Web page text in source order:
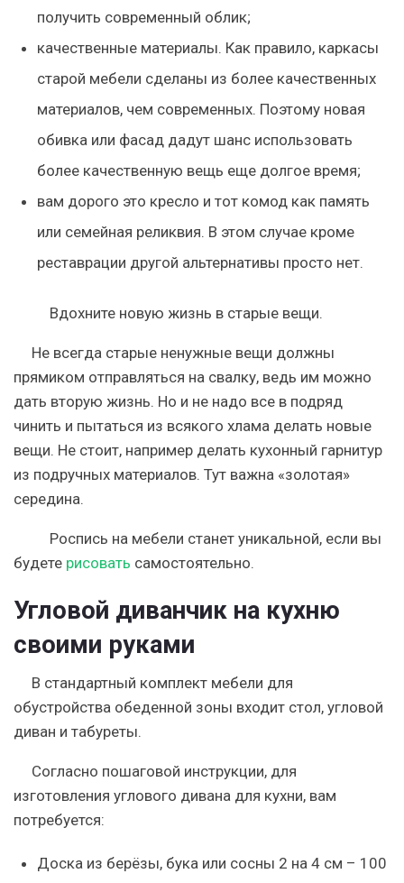
получить современный облик;
качественные материалы. Как правило, каркасы
старой мебели сделаны из более качественных
материалов, чем современных. Поэтому новая
обивка или фасад дадут шанс использовать
более качественную вещь еще долгое время;
вам дорого это кресло и тот комод как память
или семейная реликвия. В этом случае кроме
реставрации другой альтернативы просто нет.
Вдохните новую жизнь в старые вещи.
Не всегда старые ненужные вещи должны
прямиком отправляться на свалку, ведь им можно
дать вторую жизнь. Но и не надо все в подряд
чинить и пытаться из всякого хлама делать новые
вещи. Не стоит, например делать кухонный гарнитур
из подручных материалов. Тут важна «золотая»
середина.
Роспись на мебели станет уникальной, если вы
будете рисовать самостоятельно.
Угловой диванчик на кухню
своими руками
В стандартный комплект мебели для
обустройства обеденной зоны входит стол, угловой
диван и табуреты.
Согласно пошаговой инструкции, для
изготовления углового дивана для кухни, вам
потребуется:
Доска из берёзы, бука или сосны 2 на 4 см – 100